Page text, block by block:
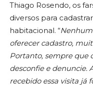
Thiago Rosendo, os
diversos para
habitacional. “
oferecer cadastro,
Portanto, sempre que
desconfie e denuncie.
recebido essa visita já